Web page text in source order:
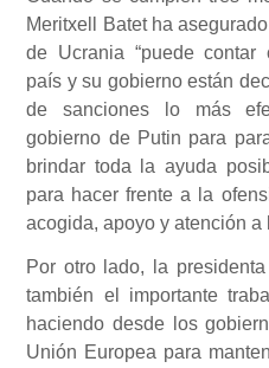
Meritxell Batet ha
de Ucrania “puede contar
país y su gobierno están
de sanciones lo más
gobierno de Putin para
brindar toda la ayuda
para hacer frente a la
acogida, apoyo y atención a
Por otro lado, la
también el importante
haciendo desde los
Unión Europea para